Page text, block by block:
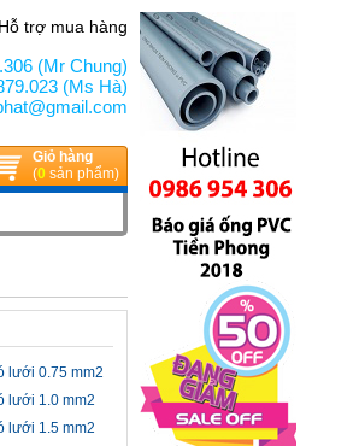
Hỗ trợ mua hàng
(Mr Chung)
(Ms Hà)
Giỏ hàng
(0 sản phẩm)
lưới 0.75 mm2
lưới 1.0 mm2
lưới 1.5 mm2